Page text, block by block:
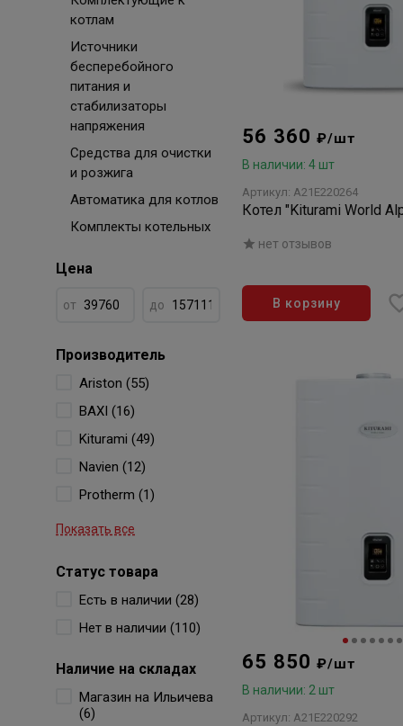
котлам
Источники
бесперебойного
питания и
стабилизаторы
напряжения
Средства для очистки
и розжига
Автоматика для котлов
Комплекты котельных
Цена
от до
Производитель
Ariston (55)
BAXI (16)
Kiturami (49)
Navien (12)
Protherm (1)
Показать все
Статус товара
Есть в наличии (28)
Нет в наличии (110)
Наличие на складах
Магазин на Ильичева
(6)
56 360₽/шт
В наличии: 4 шт
Артикул: A21E220264
Котел "Kiturami World
нет отзывов
В корзину
65 850₽/шт
В наличии: 2 шт
Артикул: A21E220292